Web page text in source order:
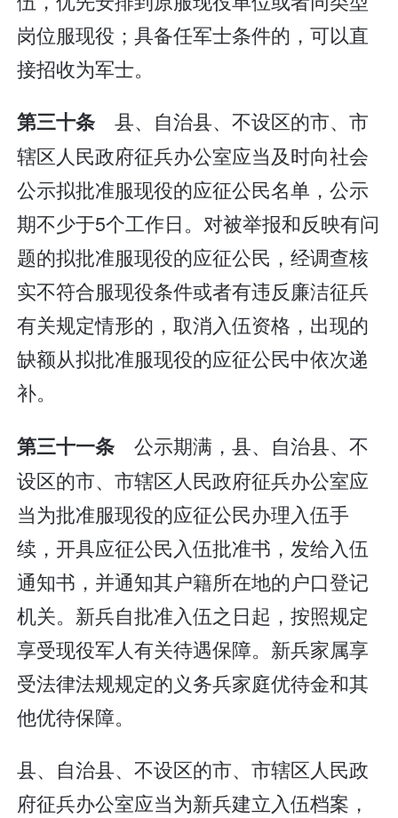
岗位服现役；具备任军士条件的，可以直
接招收为军士。
第三十条 县、自治县、不设区的市、市
辖区人民政府征兵办公室应当及时向社会
公示拟批准服现役的应征公民名单，公示
期不少于5个工作日。对被举报和反映有问
题的拟批准服现役的应征公民，经调查核
实不符合服现役条件或者有违反廉洁征兵
有关规定情形的，取消入伍资格，出现的
缺额从拟批准服现役的应征公民中依次递
补。
第三十一条 公示期满，县、自治县、不
设区的市、市辖区人民政府征兵办公室应
当为批准服现役的应征公民办理入伍手
续，开具应征公民入伍批准书，发给入伍
通知书，并通知其户籍所在地的户口登记
机关。新兵自批准入伍之日起，按照规定
享受现役军人有关待遇保障。新兵家属享
受法律法规规定的义务兵家庭优待金和其
他优待保障。
县、自治县、不设区的市、市辖区人民政
府征兵办公室应当为新兵建立入伍档案，